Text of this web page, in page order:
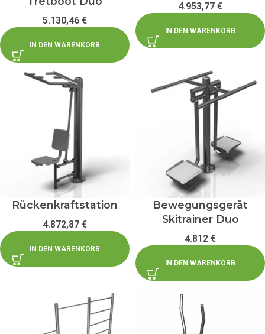
5.130,46 €
IN DEN WARENKORB
4.953,77 €
IN DEN WARENKORB
Rückenkraftstation
4.872,87 €
IN DEN WARENKORB
Bewegungsgerät
Skitrainer Duo
4.812 €
IN DEN WARENKORB